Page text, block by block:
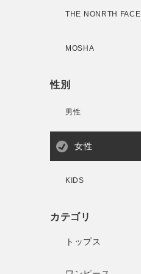
THE NONRTH FACE
MOSHA
性別
男性
女性
KIDS
カテゴリ
トップス